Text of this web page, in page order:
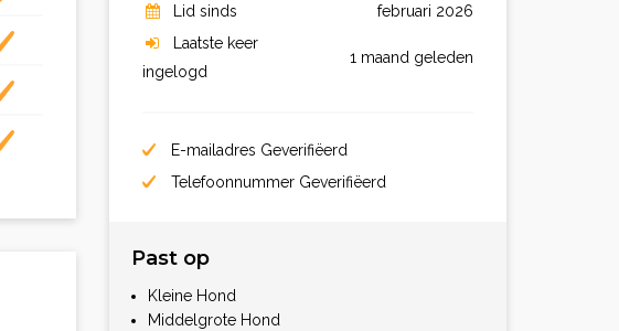
Lid sinds
februari 2026
Laatste keer
ingelogd
1 maand geleden
E-mailadres Geverifiëerd
Telefoonnummer Geverifiëerd
Past op
Kleine Hond
Middelgrote Hond